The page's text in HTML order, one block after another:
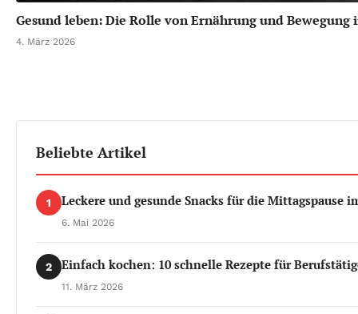
Gesund leben: Die Rolle von Ernährung und Bewegung
4. März 2026
Beliebte Artikel
1 Leckere und gesunde Snacks für die Mittagspause
6. Mai 2026
2 Einfach kochen: 10 schnelle Rezepte für
11. März 2026